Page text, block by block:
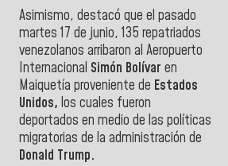
Asimismo, destacó que el pasado
martes 17 de junio, 135 repatriados
venezolanos arribaron al Aeropuerto
Internacional Simón Bolívar en
Maiquetía proveniente de Estados
Unidos, los cuales fueron
deportados en medio de las políticas
migratorias de la administración de
Donald Trump.